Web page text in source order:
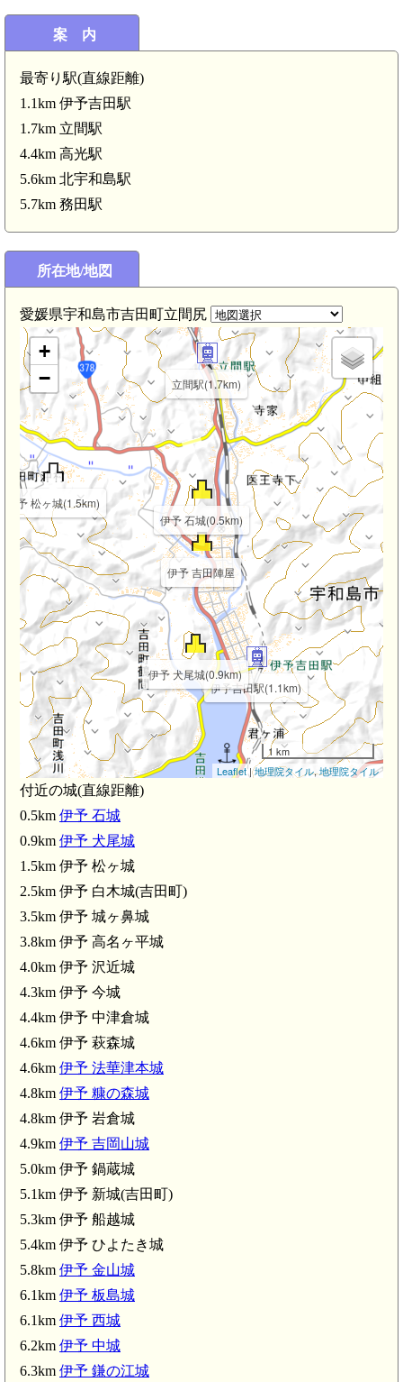
案 内
最寄り駅(直線距離)
1.1km 伊予吉田駅
1.7km 立間駅
4.4km 高光駅
5.6km 北宇和島駅
5.7km 務田駅
所在地/地図
愛媛県宇和島市吉田町立間尻
伊予吉田駅(1.1km)
立間駅(1.7km)
伊予 吉田陣屋
伊予 石城(0.5km)
伊予 犬尾城(0.9km)
伊予 松ヶ城(1.5km)
伊予 城ヶ鼻城(3.5km)
伊予 高名ヶ平城(3.8km)
蔵城(5.0km)
+
−
1 km
Leaflet|地理院タイル,地理院タイル
付近の城(直線距離)
0.5km 伊予 石城
0.9km 伊予 犬尾城
1.5km 伊予 松ヶ城
2.5km 伊予 白木城(吉田町)
3.5km 伊予 城ヶ鼻城
3.8km 伊予 高名ヶ平城
4.0km 伊予 沢近城
4.3km 伊予 今城
4.4km 伊予 中津倉城
4.6km 伊予 萩森城
4.6km 伊予 法華津本城
4.8km 伊予 糠の森城
4.8km 伊予 岩倉城
4.9km 伊予 吉岡山城
5.0km 伊予 鍋蔵城
5.1km 伊予 新城(吉田町)
5.3km 伊予 船越城
5.4km 伊予 ひよたき城
5.8km 伊予 金山城
6.1km 伊予 板島城
6.1km 伊予 西城
6.2km 伊予 中城
6.3km 伊予 鎌の江城